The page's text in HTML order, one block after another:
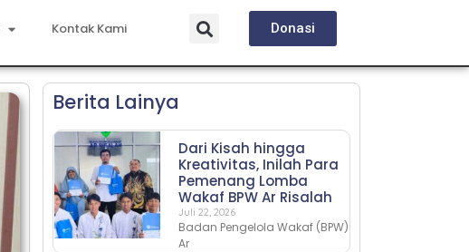
Kontak Kami Donasi
Berita Lainya
Dari Kisah hingga
Kreativitas, Inilah Para
Pemenang Lomba
Wakaf BPW Ar Risalah
Juli 22, 2026
Badan Pengelola Wakaf (BPW)
Ar